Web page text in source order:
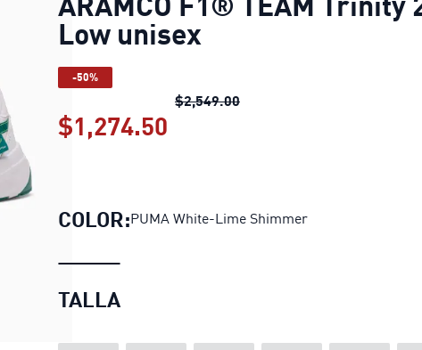
Low unisex
-50%
$2,549.00Tenis PUMA x ASTON
$1,274.50
COLOR:PUMA White-Lime Shimmer
TALLA